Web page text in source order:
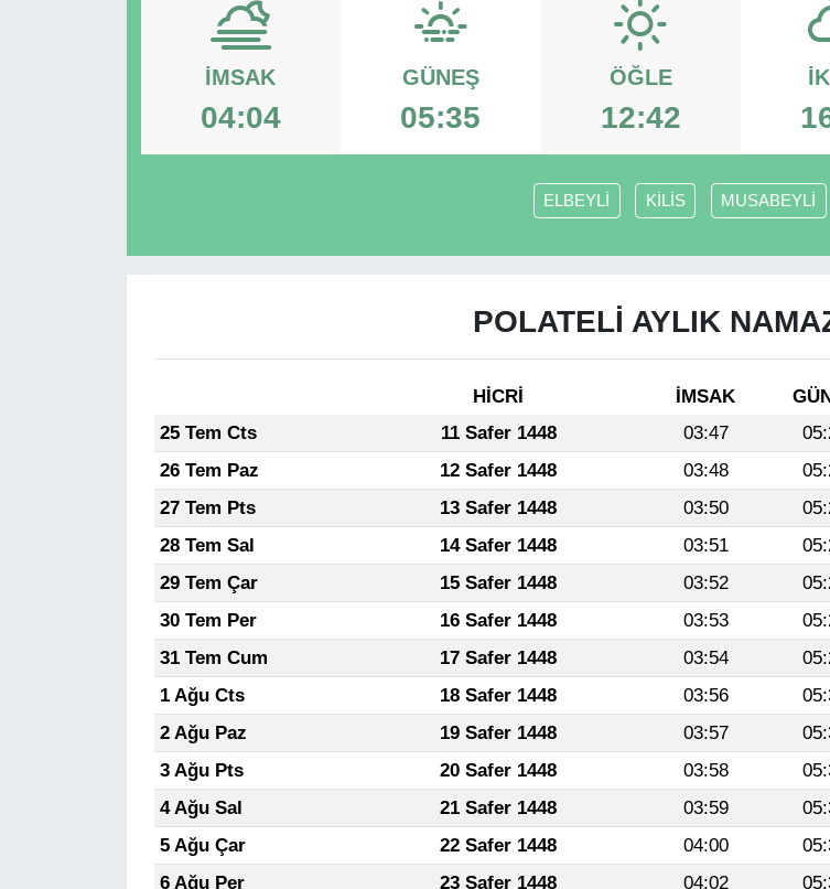
İMSAK
04:04
GÜNEŞ
05:35
ÖĞLE
12:42
ELBEYLİ KİLİS MUSABEYLİ
POLATELİ AYLIK
HİCRİ İMSAK
25 Tem Cts
11 Safer 1448 03:47
26 Tem Paz
12 Safer 1448 03:48
27 Tem Pts
13 Safer 1448 03:50
28 Tem Sal
14 Safer 1448 03:51
29 Tem Çar
15 Safer 1448 03:52
30 Tem Per
16 Safer 1448 03:53
31 Tem Cum
17 Safer 1448 03:54
1 Ağu Cts
18 Safer 1448 03:56
2 Ağu Paz
19 Safer 1448 03:57
3 Ağu Pts
20 Safer 1448 03:58
4 Ağu Sal
21 Safer 1448 03:59
5 Ağu Çar
22 Safer 1448 04:00
6 Ağu Per
23 Safer 1448 04:02